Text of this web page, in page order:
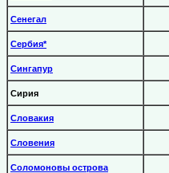
Сенегал
Сербия*
Сингапур
Сирия
Словакия
Словения
Соломоновы острова